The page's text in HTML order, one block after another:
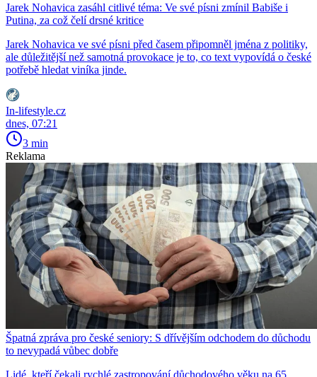
Jarek Nohavica zasáhl citlivé téma: Ve své písni zmínil Babiše i
Putina, za což čelí drsné kritice
Jarek Nohavica ve své písni před časem připomněl jména z politiky,
ale důležitější než samotná provokace je to, co text vypovídá o české
potřebě hledat viníka jinde.
In-lifestyle.cz
dnes, 07:21
3 min
Reklama
Špatná zpráva pro české seniory: S dřívějším odchodem do důchodu
to nevypadá vůbec dobře
Lidé, kteří čekali rychlé zastropování důchodového věku na 65